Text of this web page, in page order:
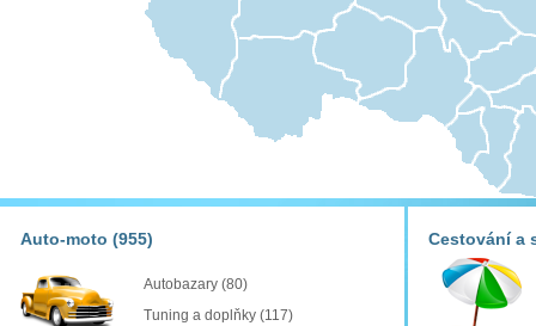
Auto-moto (955)
Autobazary(80)
Tuning a doplňky(117)
Cestování a